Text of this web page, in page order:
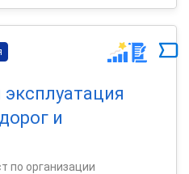
и
по организации